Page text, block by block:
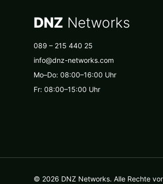
DNZ Networks
089 – 215 440 25
info@dnz-networks.com
Mo–Do: 08:00–16:00 Uhr
Fr: 08:00–15:00 Uhr
© 2026 DNZ Networks. Alle Rechte